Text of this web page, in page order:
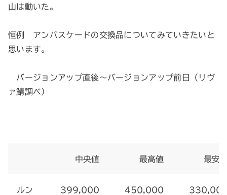
山は動いた。
恒例 アンバスケードの交換品についてみていきたいと
思います。
バージョンアップ直後～バージョンアップ前日（リヴ
ァ鯖調べ）
中央値 最高値 最安
ルン
399,000 450,000